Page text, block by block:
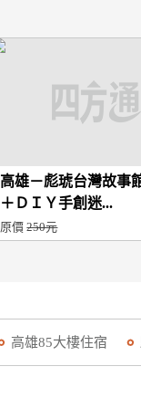
高雄－彪琥台灣故事
＋ＤＩＹ手創迷...
原價250元
高雄85大樓住宿